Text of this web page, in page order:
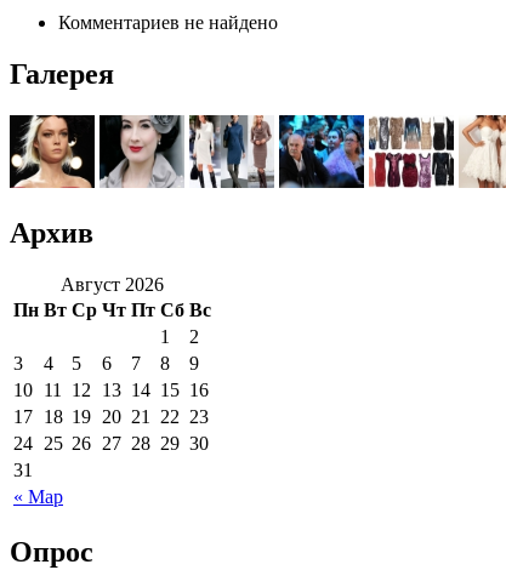
Комментариев не найдено
Галерея
Архив
Август 2026
Пн Вт Ср Чт Пт Сб Вс
« Мар
1
2
3
4 5 6 7 8
9
10 11 12 13 14 15 16
17 18 19 20 21 22 23
24 25 26 27 28 29 30
31
Опрос